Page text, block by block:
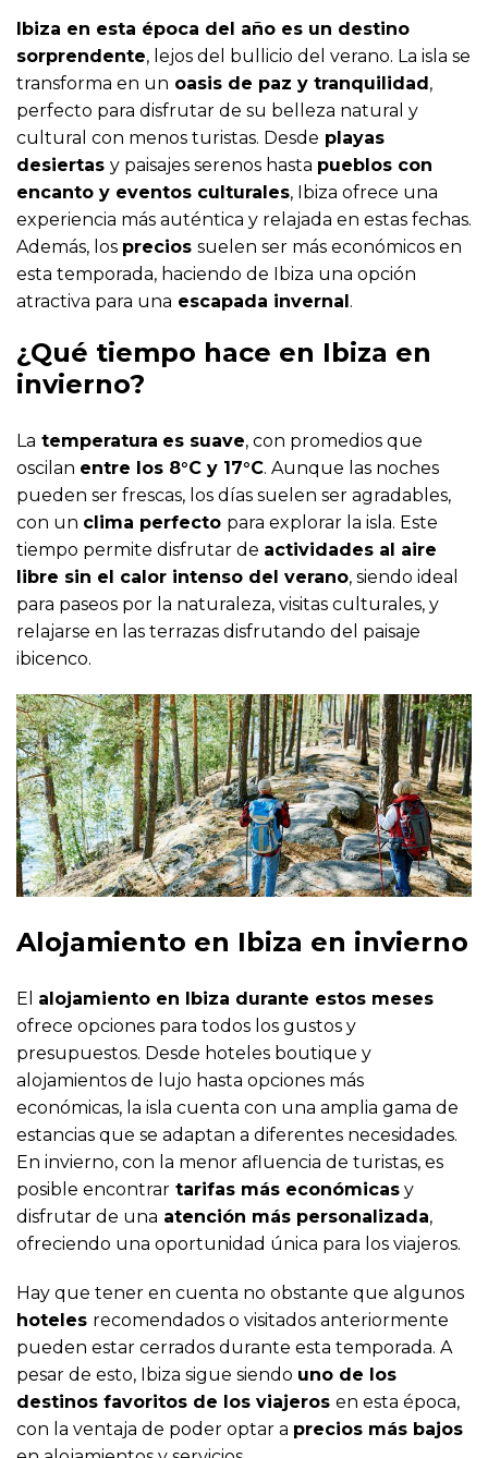
Ibiza en esta época del año es un destino
sorprendente, lejos del bullicio del verano. La isla se
transforma en un oasis de paz y tranquilidad,
perfecto para disfrutar de su belleza natural y
cultural con menos turistas. Desde playas
desiertas y paisajes serenos hasta pueblos con
encanto y eventos culturales, Ibiza ofrece una
experiencia más auténtica y relajada en estas fechas.
Además, los precios suelen ser más económicos en
esta temporada, haciendo de Ibiza una opción
atractiva para una escapada invernal.
¿Qué tiempo hace en Ibiza en
invierno?
La temperatura es suave, con promedios que
oscilan entre los 8°C y 17°C. Aunque las noches
pueden ser frescas, los días suelen ser agradables,
con un clima perfecto para explorar la isla. Este
tiempo permite disfrutar de actividades al aire
libre sin el calor intenso del verano, siendo ideal
para paseos por la naturaleza, visitas culturales, y
relajarse en las terrazas disfrutando del paisaje
ibicenco.
Alojamiento en Ibiza en invierno
El alojamiento en Ibiza durante estos meses
ofrece opciones para todos los gustos y
presupuestos. Desde hoteles boutique y
alojamientos de lujo hasta opciones más
económicas, la isla cuenta con una amplia gama de
estancias que se adaptan a diferentes necesidades.
En invierno, con la menor afluencia de turistas, es
posible encontrar tarifas más económicas y
disfrutar de una atención más personalizada,
ofreciendo una oportunidad única para los viajeros.
Hay que tener en cuenta no obstante que algunos
hoteles recomendados o visitados anteriormente
pueden estar cerrados durante esta temporada. A
pesar de esto, Ibiza sigue siendo uno de los
destinos favoritos de los viajeros en esta época,
con la ventaja de poder optar a precios más bajos